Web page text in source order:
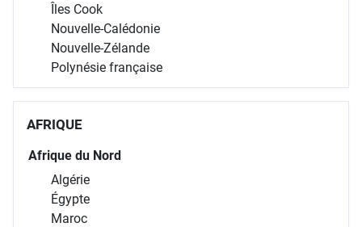
Îles Cook
Nouvelle-Calédonie
Nouvelle-Zélande
Polynésie française
AFRIQUE
Afrique du Nord
Algérie
Égypte
Maroc